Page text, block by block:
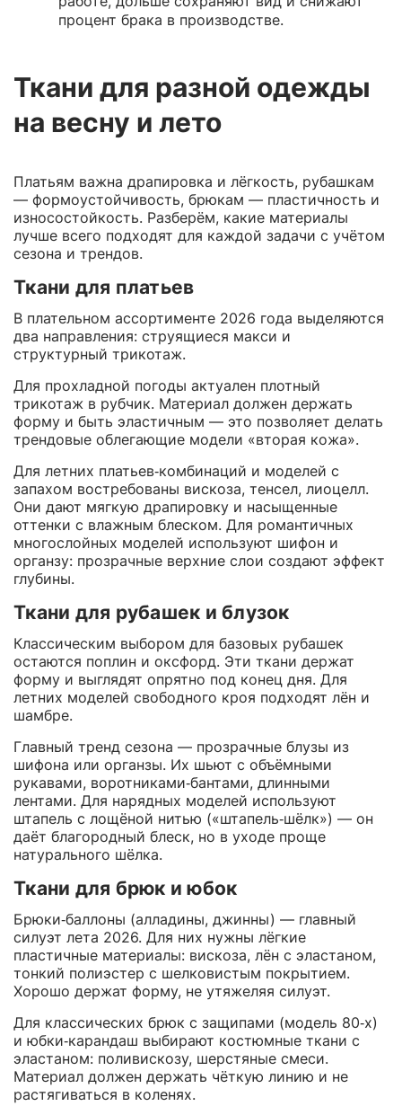
процент брака в производстве.
Ткани для разной одежды
на весну и лето
Платьям важна драпировка и лёгкость, рубашкам
— формоустойчивость, брюкам — пластичность и
износостойкость. Разберём, какие материалы
лучше всего подходят для каждой задачи с учётом
сезона и трендов.
Ткани для платьев
В плательном ассортименте 2026 года выделяются
два направления: струящиеся макси и
структурный трикотаж.
Для прохладной погоды актуален плотный
трикотаж в рубчик. Материал должен держать
форму и быть эластичным — это позволяет делать
трендовые облегающие модели «вторая кожа».
Для летних платьев‑комбинаций и моделей с
запахом востребованы вискоза, тенсел, лиоцелл.
Они дают мягкую драпировку и насыщенные
оттенки с влажным блеском. Для романтичных
многослойных моделей используют шифон и
органзу: прозрачные верхние слои создают эффект
глубины.
Ткани для рубашек и блузок
Классическим выбором для базовых рубашек
остаются поплин и оксфорд. Эти ткани держат
форму и выглядят опрятно под конец дня. Для
летних моделей свободного кроя подходят лён и
шамбре.
Главный тренд сезона — прозрачные блузы из
шифона или органзы. Их шьют с объёмными
рукавами, воротниками‑бантами, длинными
лентами. Для нарядных моделей используют
штапель с лощёной нитью («штапель‑шёлк») — он
даёт благородный блеск, но в уходе проще
натурального шёлка.
Ткани для брюк и юбок
Брюки‑баллоны (алладины, джинны) — главный
силуэт лета 2026. Для них нужны лёгкие
пластичные материалы: вискоза, лён с эластаном,
тонкий полиэстер с шелковистым покрытием.
Хорошо держат форму, не утяжеляя силуэт.
Для классических брюк с защипами (модель 80‑х)
и юбки‑карандаш выбирают костюмные ткани с
эластаном: поливискозу, шерстяные смеси.
Материал должен держать чёткую линию и не
растягиваться в коленях.